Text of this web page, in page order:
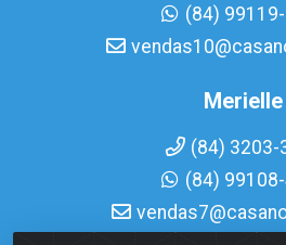
(84)
Merielle
(84) 3203-
(84)